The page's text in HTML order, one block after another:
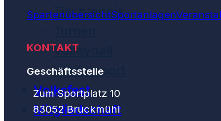
Tischtennis
Volleyball
Wintersport
Volksfest
Mitgliedschaft
SpartenübersichtSportanlagen
KONTAKT
Geschäftsstelle
Zum Sportplatz 10
83052 Bruckmühl